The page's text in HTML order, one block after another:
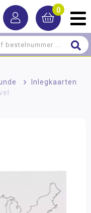
0
> Inlegkaarten